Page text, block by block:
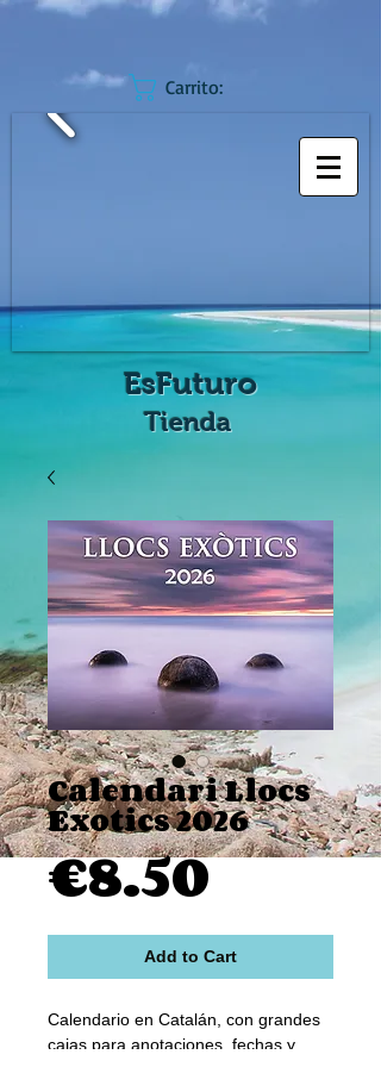
Carrito:
EsFuturo
Tienda
Calendari Llocs
Exotics 2026
€8.50Price
Add to Cart
Calendario en Catalán, con grandes
cajas para anotaciones, fechas y